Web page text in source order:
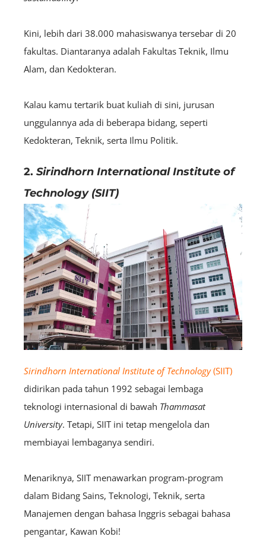
Kini, lebih dari 38.000 mahasiswanya tersebar di 20
fakultas. Diantaranya adalah Fakultas Teknik, Ilmu
Alam, dan Kedokteran.
Kalau kamu tertarik buat kuliah di sini, jurusan
unggulannya ada di beberapa bidang, seperti
Kedokteran, Teknik, serta Ilmu Politik.
2. Sirindhorn International Institute of
Technology (SIIT)
Sirindhorn International Institute of Technology(SIIT)
didirikan pada tahun 1992 sebagai lembaga
teknologi internasional di bawah Thammasat
University. Tetapi, SIIT ini tetap mengelola dan
membiayai lembaganya sendiri.
Menariknya, SIIT menawarkan program-program
dalam Bidang Sains, Teknologi, Teknik, serta
Manajemen dengan bahasa Inggris sebagai bahasa
pengantar, Kawan Kobi!